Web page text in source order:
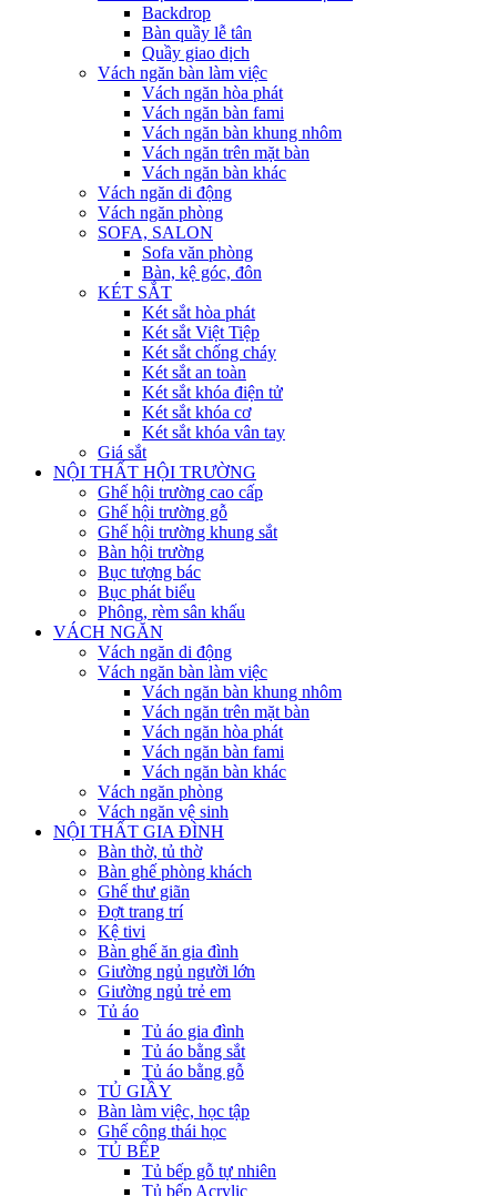
Backdrop
Bàn quầy lễ tân
Quầy giao dịch
Vách ngăn bàn làm việc
Vách ngăn hòa phát
Vách ngăn bàn fami
Vách ngăn bàn khung nhôm
Vách ngăn trên mặt bàn
Vách ngăn bàn khác
Vách ngăn di động
Vách ngăn phòng
SOFA, SALON
Sofa văn phòng
Bàn, kệ góc, đôn
KÉT SẮT
Két sắt hòa phát
Két sắt Việt Tiệp
Két sắt chống cháy
Két sắt an toàn
Két sắt khóa điện tử
Két sắt khóa cơ
Két sắt khóa vân tay
Giá sắt
NỘI THẤT HỘI TRƯỜNG
Ghế hội trường cao cấp
Ghế hội trường gỗ
Ghế hội trường khung sắt
Bàn hội trường
Bục tượng bác
Bục phát biểu
Phông, rèm sân khấu
VÁCH NGĂN
Vách ngăn di động
Vách ngăn bàn làm việc
Vách ngăn bàn khung nhôm
Vách ngăn trên mặt bàn
Vách ngăn hòa phát
Vách ngăn bàn fami
Vách ngăn bàn khác
Vách ngăn phòng
Vách ngăn vệ sinh
NỘI THẤT GIA ĐÌNH
Bàn thờ, tủ thờ
Bàn ghế phòng khách
Ghế thư giãn
Đợt trang trí
Kệ tivi
Bàn ghế ăn gia đình
Giường ngủ người lớn
Giường ngủ trẻ em
Tủ áo
Tủ áo gia đình
Tủ áo bằng sắt
Tủ áo bằng gỗ
TỦ GIẦY
Bàn làm việc, học tập
Ghế công thái học
TỦ BẾP
Tủ bếp gỗ tự nhiên
Tủ bếp Acrylic